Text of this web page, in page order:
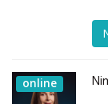
online